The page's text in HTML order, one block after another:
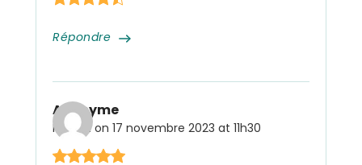
Répondre
Anonyme
Posted on 17 novembre 2023 at 11h30